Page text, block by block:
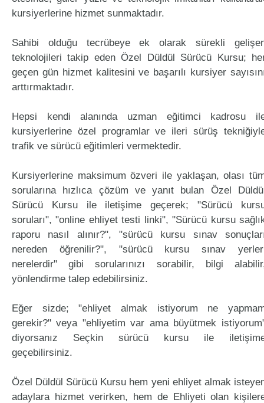
kursiyerlerine hizmet sunmaktadır.
Sahibi olduğu tecrübeye ek olarak sürekli
teknolojileri takip eden Özel Düldül Sürücü Kursu;
geçen gün hizmet kalitesini ve başarılı kursiyer
arttırmaktadır.
Hepsi kendi alanında uzman eğitimci kadrosu
kursiyerlerine özel programlar ve ileri sürüş
trafik ve sürücü eğitimleri vermektedir.
Kursiyerlerine maksimum özveri ile yaklaşan, olası
sorularına hızlıca çözüm ve yanıt bulan Özel
Sürücü Kursu ile iletişime geçerek; "Sürücü
soruları", "online ehliyet testi linki", "Sürücü kursu
raporu nasıl alınır?", "sürücü kursu sınav
nereden öğrenilir?", "sürücü kursu sınav
nerelerdir" gibi sorularınızı sorabilir, bilgi
yönlendirme talep edebilirsiniz.
Eğer sizde; "ehliyet almak istiyorum ne
gerekir?" veya "ehliyetim var ama büyütmek
diyorsanız Seçkin sürücü kursu ile
geçebilirsiniz.
Özel Düldül Sürücü Kursu hem yeni ehliyet almak
adaylara hizmet verirken, hem de Ehliyeti olan